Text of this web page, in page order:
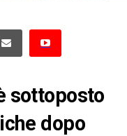
sottoposto
dopo